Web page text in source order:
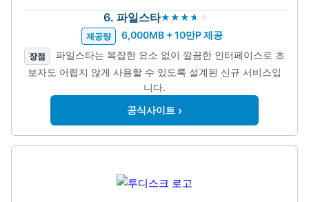
6. 파일스타
제공량 6,000MB + 10만P 제공
장점
파일스타는 복잡한 요소 없이 깔끔한 인터페이스로 초
보자도 어렵지 않게 사용할 수 있도록 설계된 신규 서비스입
니다.
공식사이트 ›